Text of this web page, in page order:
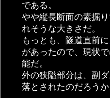
である。
やや縦長断面の素掘
れそうな大きさだ。
もっとも、隧道直前に
があったので、現状
能だ。
外の狭隘部分は、副
落とされたのだろうか